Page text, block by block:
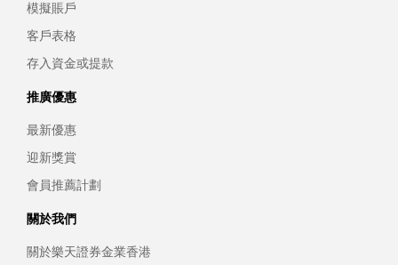
模擬賬戶
客戶表格
存入資金或提款
推廣優惠
最新優惠
迎新獎賞
會員推薦計劃
關於我們
關於樂天證券金業香港